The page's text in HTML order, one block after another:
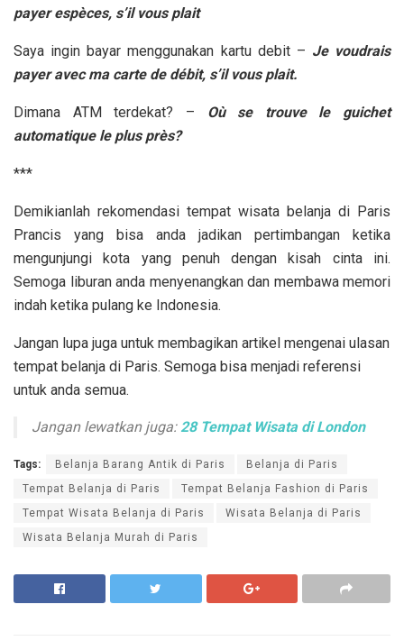
payer espèces, s’il vous plait
Saya ingin bayar menggunakan kartu debit – Je voudrais
payer avec ma carte de débit, s’il vous plait.
Dimana ATM terdekat? – Où se trouve le guichet
automatique le plus près?
***
Demikianlah rekomendasi tempat wisata belanja di Paris
Prancis yang bisa anda jadikan pertimbangan ketika
mengunjungi kota yang penuh dengan kisah cinta ini.
Semoga liburan anda menyenangkan dan membawa memori
indah ketika pulang ke Indonesia.
Jangan lupa juga untuk membagikan artikel mengenai ulasan
tempat belanja di Paris. Semoga bisa menjadi referensi
untuk anda semua.
Jangan lewatkan juga: 28 Tempat Wisata di London
Tags: Belanja Barang Antik di Paris
Belanja di Paris
Tempat Belanja di Paris
Tempat Belanja Fashion di Paris
Tempat Wisata Belanja di Paris
Wisata Belanja di Paris
Wisata Belanja Murah di Paris